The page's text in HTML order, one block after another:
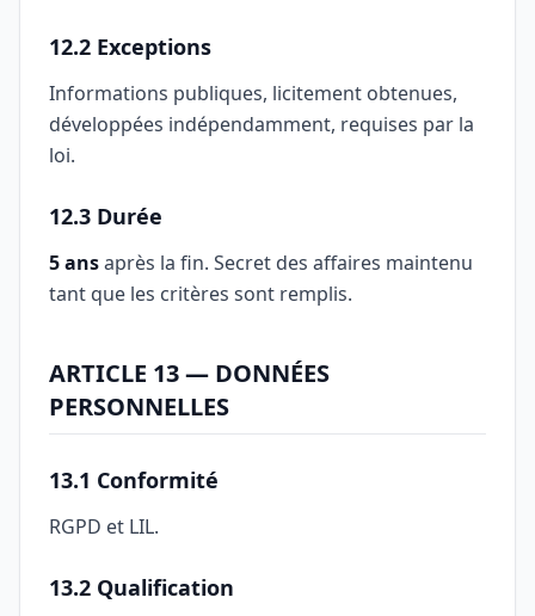
12.2 Exceptions
Informations publiques, licitement obtenues,
développées indépendamment, requises par la
loi.
12.3 Durée
5 ansaprès la fin. Secret des affaires maintenu
tant que les critères sont remplis.
ARTICLE 13 — DONNÉES
PERSONNELLES
13.1 Conformité
RGPD et LIL.
13.2 Qualification